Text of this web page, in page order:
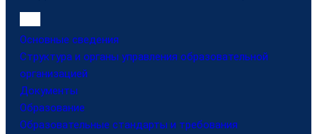
Основные сведения
Структура и органы управления образовательной
организацией
Документы
Образование
Образовательные стандарты и требования